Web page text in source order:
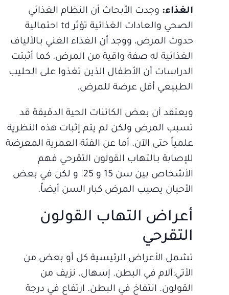
الغذاء: وجدت الأبحاث أن النظام الغذائي
الصحي والعادات الغذائية تؤثر td احتمالية
حدوث المرض، ووجد أن الغذاء الغني بـالألياف
الغذائية له صفة واقية من المرض. كما أثبتت
الدراسات أن الأطفال الذين تغذوا على الحليب
الطبيعي أقل عرضة للمرض.
ويعتقد أن بعض الكائنات الحية الدقيقة قد
تسبب المرض ولكن لم يتم إثبات هذه النظرية
علمياً حتى الآن. أما عن الفئة العمرية المعرضة
للإصابة بـالتهاب القولون التقرحي فهم
الأشخاص بين سن 15 و 25. و لكن في بعض
الأحيان يصيب المرض كبار السن أيضاً.
أعراض التهاب القولون
التقرحي
تشمل الأعراض الرئيسية كل أو بعض من
الأتي:آلام في البطن. إسهال. نزيف من
القولون. انتفاخ في البطن. ارتفاع في درجة